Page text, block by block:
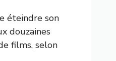
éteindre son
douzaines
films, selon